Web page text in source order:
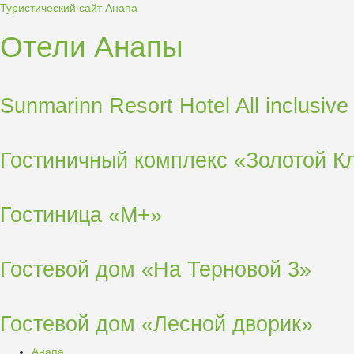
Туристический сайт Анапа
Отели Анапы
Sunmarinn Resort Hotel All inclusive
Гостиничный комплекс «Золотой
Гостиница «М+»
Гостевой дом «На Терновой 3»
Гостевой дом «Лесной дворик»